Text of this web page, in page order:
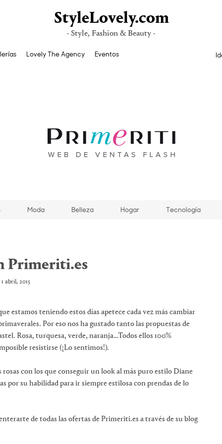
StyleLovely.com
· Style, Fashion & Beauty ·
Lovely The Agency Eventos
Moda Belleza Hogar Tecnología
Primeriti.es
1 abril, 2015
estamos teniendo estos días apetece cada vez más cambiar
Por eso nos ha gustado tanto las propuestas de
Rosa, turquesa, verde, naranja…Todos ellos 100%
resistirse (¡Lo sentimos!).
con los que conseguir un look al más puro estilo Diane
por su habilidad para ir siempre estilosa con prendas de lo
de todas las ofertas de Primeriti.es a través de su blog